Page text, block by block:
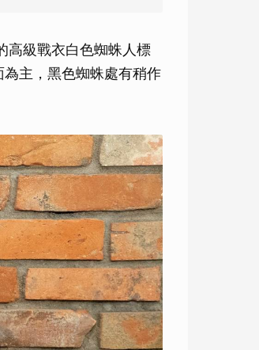
高級戰衣白色蜘蛛人標
主，黑色蜘蛛處有稍作